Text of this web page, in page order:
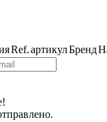
Ref.артикулБренд